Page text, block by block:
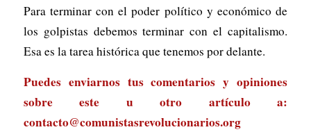
Para terminar con el poder político y económico de
los golpistas debemos terminar con el capitalismo.
Esa es la tarea histórica que tenemos por delante.
Puedes enviarnos tus comentarios y opiniones
sobre este u otro artículo a:
contacto@comunistasrevolucionarios.org